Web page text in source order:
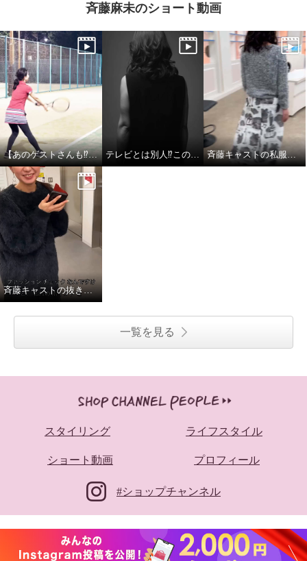
斉藤麻未のショート動画
【あのゲストさんも⁉︎】斉藤キャストのテニス姿 テレビとは別人⁉︎この変化、見逃せない！ 斉藤キャストの私服チェック
斉藤キャストの抜き打ち私服チェック
一覧を見る
スタイリング ライフスタイル
ショート動画 プロフィール
#ショップチャンネル